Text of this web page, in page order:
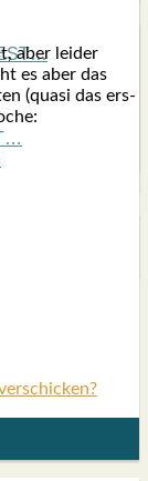
aber lei­der
es aber das
(qua­si das ers­